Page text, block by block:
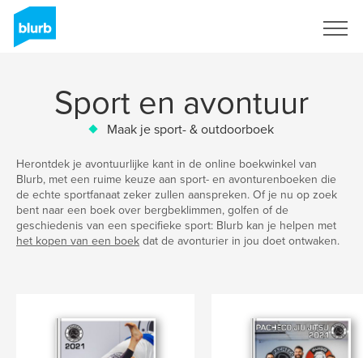
Sport en avontuur
Maak je sport- & outdoorboek
Herontdek je avontuurlijke kant in de online boekwinkel van
Blurb, met een ruime keuze aan sport- en avonturenboeken die
de echte sportfanaat zeker zullen aanspreken. Of je nu op zoek
bent naar een boek over bergbeklimmen, golfen of de
geschiedenis van een specifieke sport: Blurb kan je helpen met
het kopen van een boek dat de avonturier in jou doet ontwaken.